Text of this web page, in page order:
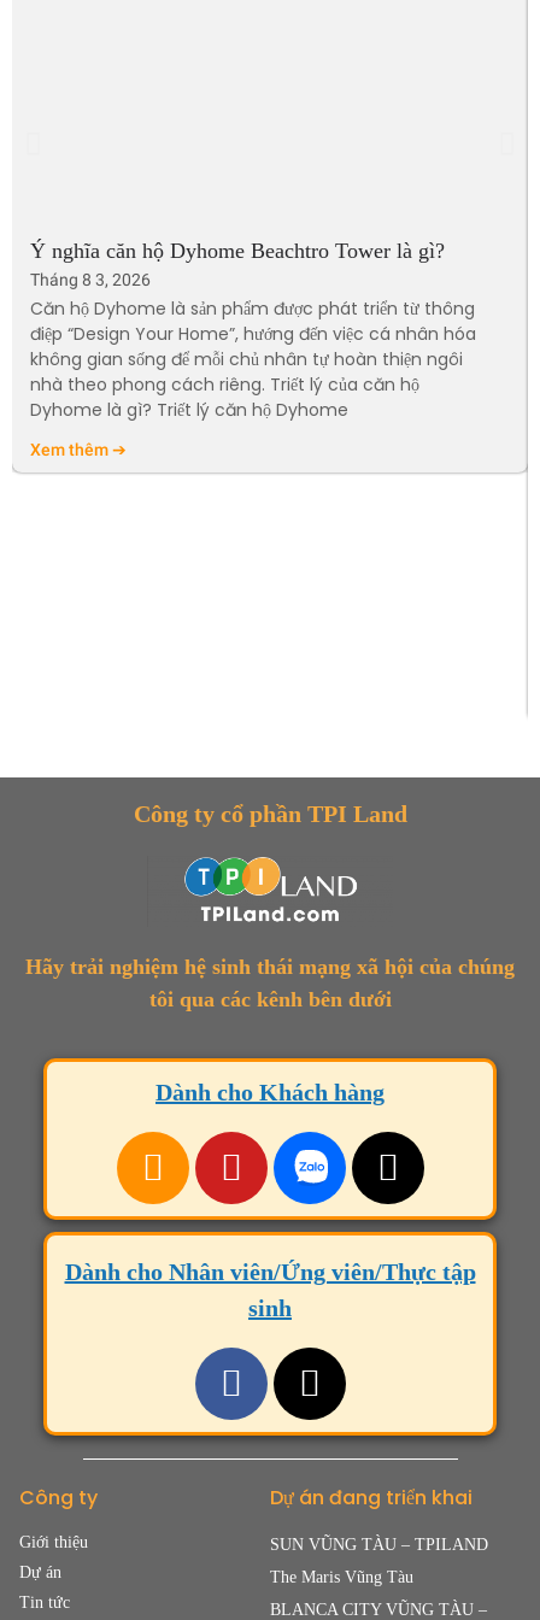
Ý nghĩa căn hộ Dyhome Beachtro Tower là gì?
Tháng 8 3, 2026
Căn hộ Dyhome là sản phẩm được phát triển từ thông
điệp “Design Your Home”, hướng đến việc cá nhân hóa
không gian sống để mỗi chủ nhân tự hoàn thiện ngôi
nhà theo phong cách riêng. Triết lý của căn hộ
Dyhome là gì? Triết lý căn hộ Dyhome
Xem thêm ➔
Công ty cổ phần TPI Land
Hãy trải nghiệm hệ sinh thái mạng xã hội của chúng
tôi qua các kênh bên dưới
Dành cho Khách hàng
Dành cho Nhân viên/Ứng viên/Thực tập
sinh
Công ty
Giới thiệu
Dự án
Tin tức
Dự án đang triển khai
SUN VŨNG TÀU – TPILAND
The Maris Vũng Tàu
BLANCA CITY VŨNG TÀU –